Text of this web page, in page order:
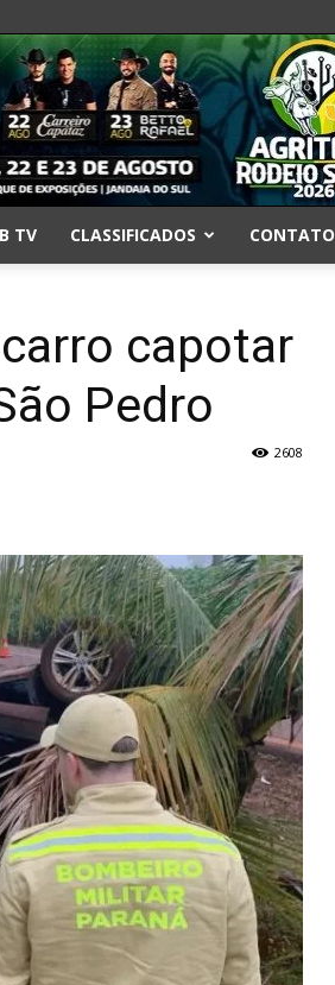
TV CLASSIFICADOS CONTATO
capotar
Pedro
2608